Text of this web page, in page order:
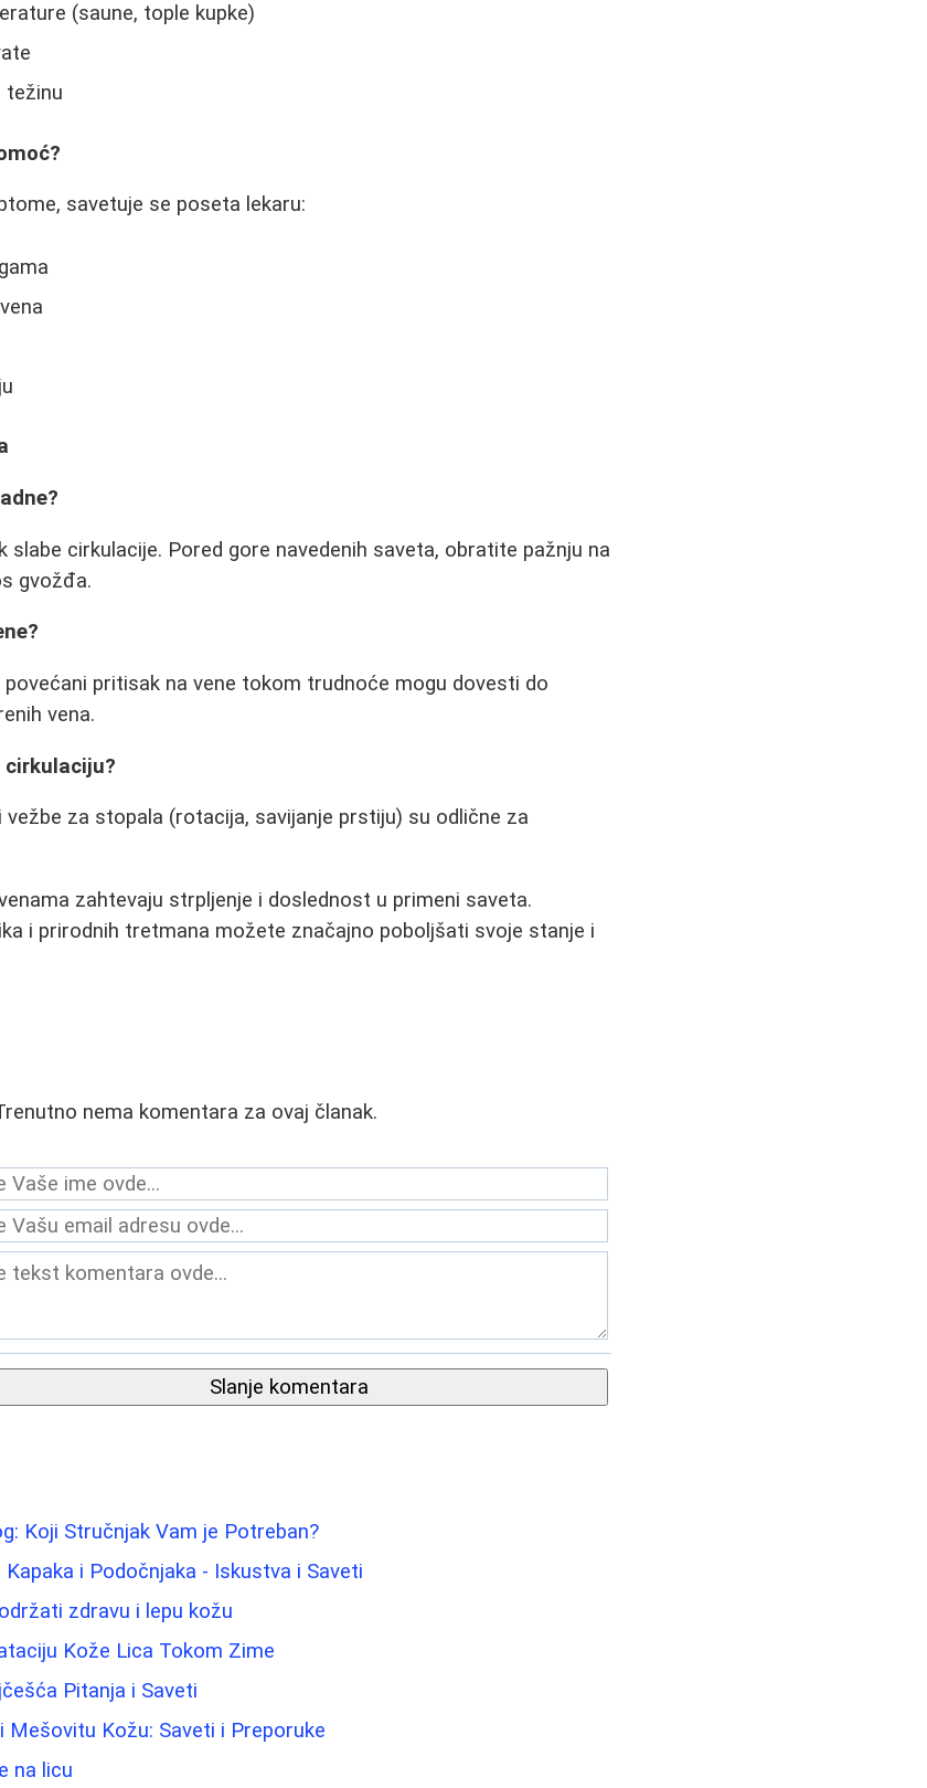
(saune, tople kupke)
težinu
savetuje se poseta lekaru:
slabe cirkulacije. Pored gore navedenih saveta, obratite pažnju na
gvožđa.
povećani pritisak na vene tokom trudnoće mogu dovesti do
vena.
cirkulaciju?
vežbe za stopala (rotacija, savijanje prstiju) su odlične za
zahtevaju strpljenje i doslednost u primeni saveta.
i prirodnih tretmana možete značajno poboljšati svoje stanje i
nema komentara za ovaj članak.
Slanje komentara
Koji Stručnjak Vam je Potreban?
i Podočnjaka - Iskustva i Saveti
zdravu i lepu kožu
Kože Lica Tokom Zime
Pitanja i Saveti
Mešovitu Kožu: Saveti i Preporuke
na licu